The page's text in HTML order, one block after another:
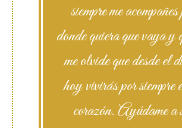
siempre me
donde quiera que vaya y
me olvide que desde el
hoy vivirás por siempre
corazón. Ayúdame a